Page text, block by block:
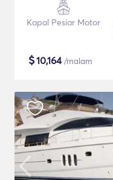
Kapal Pesiar Motor
$10,164/malam